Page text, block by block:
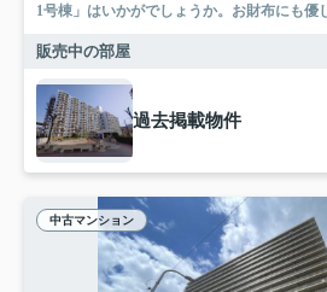
1号棟」はいかがでしょうか。お財布にも優
販売中の部屋
過去掲載物件
中古マンション